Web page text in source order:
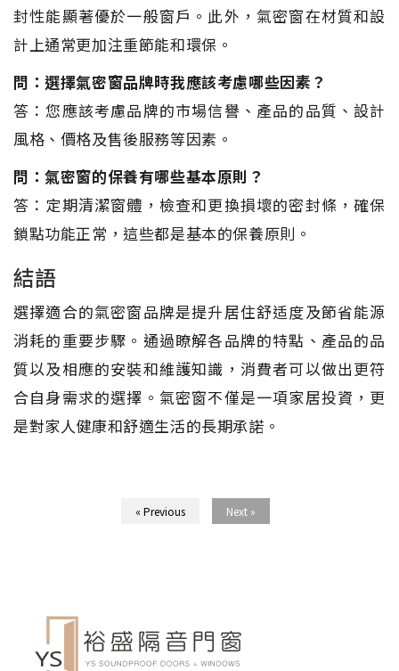
封性能顯著優於一般窗戶。此外，氣密窗在材質和設
計上通常更加注重節能和環保。
問：選擇氣密窗品牌時我應該考慮哪些因素？
答：您應該考慮品牌的市場信譽、產品的品質、設計
風格、價格及售後服務等因素。
問：氣密窗的保養有哪些基本原則？
答：定期清潔窗體，檢查和更換損壞的密封條，確保
鎖點功能正常，這些都是基本的保養原則。
結語
選擇適合的氣密窗品牌是提升居住舒适度及節省能源
消耗的重要步驟。通過瞭解各品牌的特點、產品的品
質以及相應的安裝和維護知識，消費者可以做出更符
合自身需求的選擇。氣密窗不僅是一項家居投資，更
是對家人健康和舒適生活的長期承諾。
« Previous Next »